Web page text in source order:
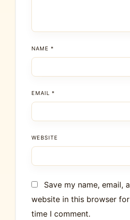
NAME *
EMAIL *
WEBSITE
Save my name, email,
website in this browser
time I comment.